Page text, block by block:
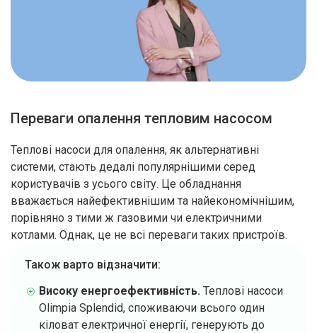
Переваги опалення тепловим насосом
Теплові насоси для опалення, як альтернативні
системи, стають дедалі популярнішими серед
користувачів з усього світу. Це обладнання
вважається найефективнішим та найекономічнішим,
порівняно з тими ж газовими чи електричними
котлами. Однак, це не всі переваги таких пристроїв.
Також варто відзначити:
Високу енергоефективність. Теплові насоси
Olimpia Splendid, споживаючи всього один
кіловат електричної енергії, генерують до